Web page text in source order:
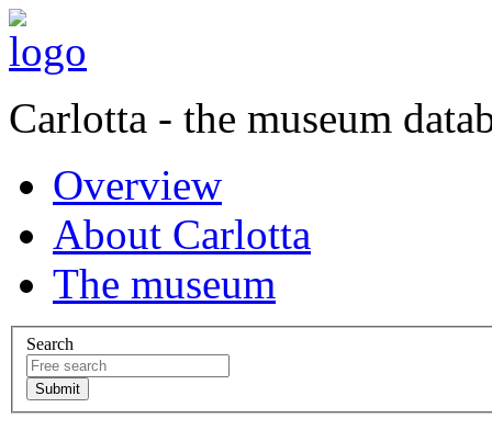
Carlotta - the museum
Overview
About Carlotta
The museum
Search